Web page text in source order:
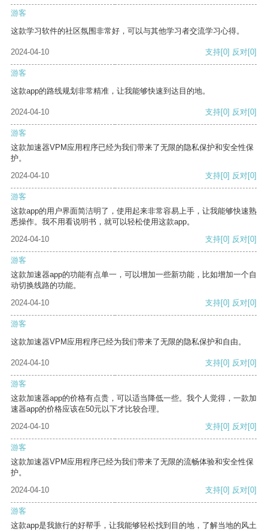
游客
这款学习软件的社区氛围非常好，可以与其他学习者交流学习心得。
2024-04-10 支持[0] 反对[0]
游客
这款app的路线规划非常精准，让我能够快速到达目的地。
2024-04-10 支持[0] 反对[0]
游客
这款加速器VPM应用程序已经为我们带来了无限的隐私保护和安全性保
护。
2024-04-10
支持[0] 反对[0]
游客
这款app的用户界面简洁明了，使用起来非常容易上手，让我能够快速熟
悉操作。我不用看说明书，就可以轻松使用这款app。
2024-04-10
支持[0] 反对[0]
游客
这款加速器app的功能有点单一，可以增加一些新功能，比如增加一个自
动切换线路的功能。
2024-04-10
支持[0] 反对[0]
游客
这款加速器VPM应用程序已经为我们带来了无限的隐私保护和自由。
2024-04-10 支持[0] 反对[0]
游客
这款加速器app的价格有点贵，可以适当降低一些。我个人觉得，一款加
速器app的价格应该在50元以下才比较合理。
2024-04-10
支持[0] 反对[0]
游客
这款加速器VPM应用程序已经为我们带来了无限的流畅体验和安全性保
护。
2024-04-10
支持[0] 反对[0]
游客
这款app是我旅行的好帮手，让我能够轻松找到目的地，了解当地的风土